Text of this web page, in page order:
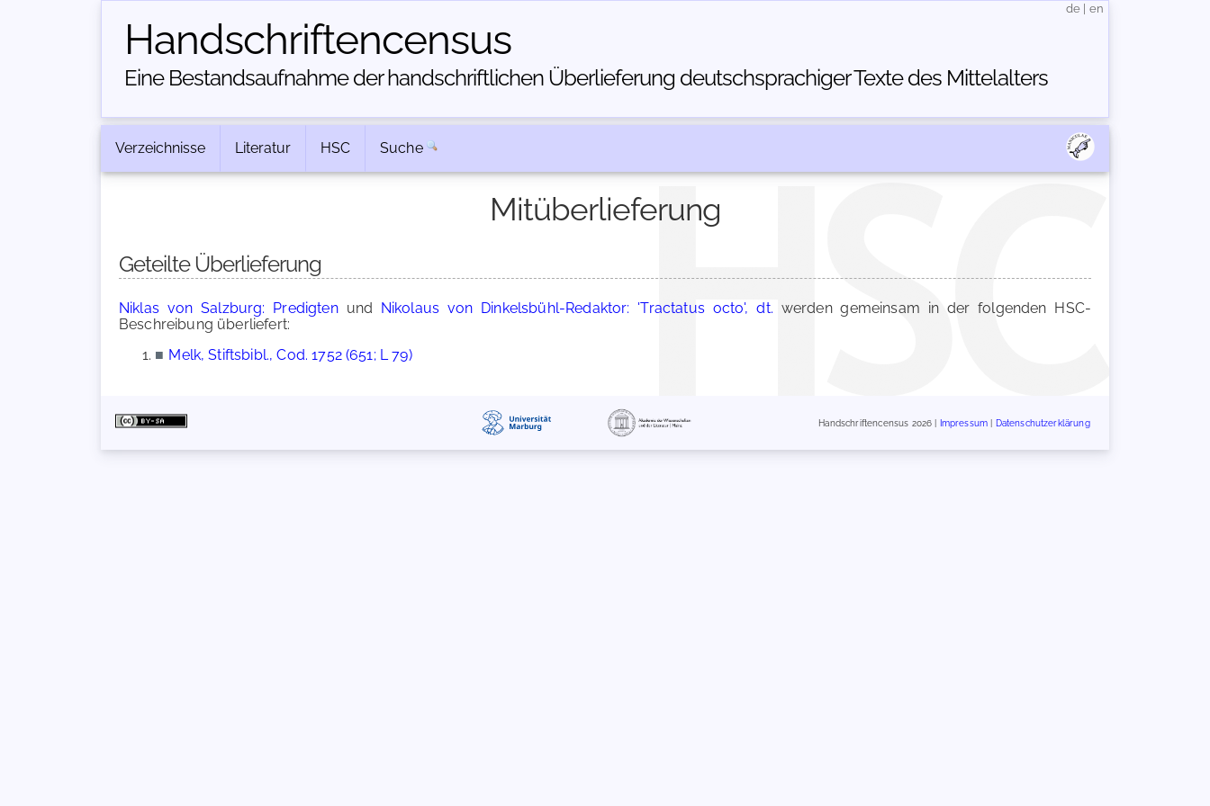
Handschriften­census
Eine Bestandsaufnahme der handschriftlichen Über­lieferung deutschsprachiger Texte des Mittelalters
de en
Verzeichnisse Literatur HSC Suche
Mitüberlieferung
Geteilte Überlieferung
Niklas von Salzburg: Predigtenund Nikolaus von Dinkelsbühl-Redaktor: 'Tractatus octo', dt. werden gemeinsam in der folgenden HSC-
Beschreibung überliefert:
■ Melk, Stiftsbibl., Cod. 1752 (651; L 79)
Handschriftencensus 2026 | Impressum Datenschutzerklärung